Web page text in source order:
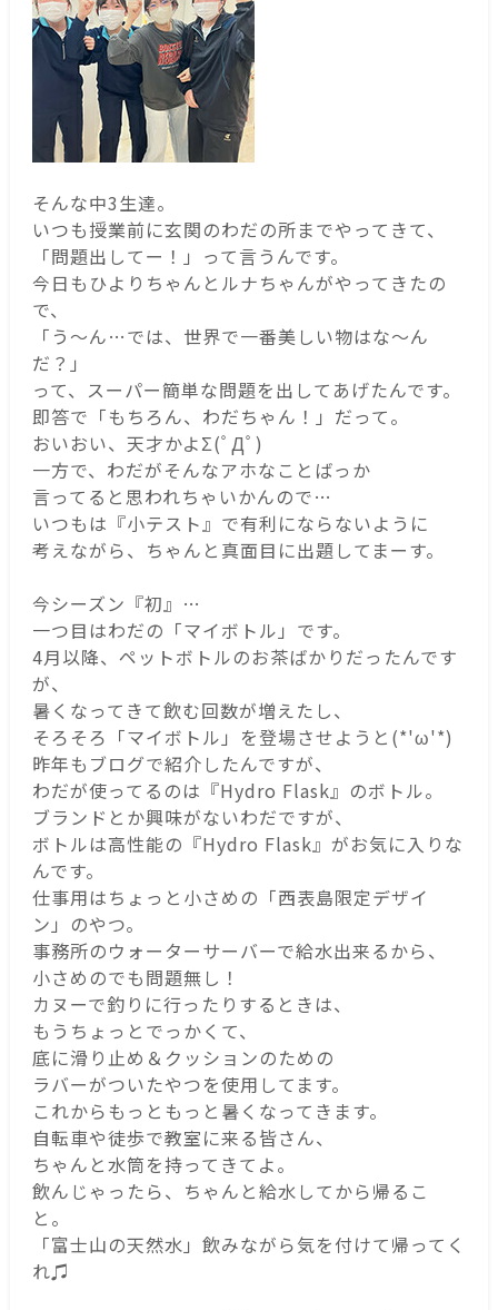
そんな中3生達。
いつも授業前に玄関のわだの所までやってきて、
「問題出してー！」って言うんです。
今日もひよりちゃんとルナちゃんがやってきたの
で、
「う～ん…では、世界で一番美しい物はな～ん
だ？」
って、スーパー簡単な問題を出してあげたんです。
即答で「もちろん、わだちゃん！」だって。
おいおい、天才かよΣ(ﾟДﾟ)
一方で、わだがそんなアホなことばっか
言ってると思われちゃいかんので…
いつもは『小テスト』で有利にならないように
考えながら、ちゃんと真面目に出題してまーす。
今シーズン『初』…
一つ目はわだの「マイボトル」です。
4月以降、ペットボトルのお茶ばかりだったんです
が、
暑くなってきて飲む回数が増えたし、
そろそろ「マイボトル」を登場させようと(*'ω'*)
昨年もブログで紹介したんですが、
わだが使ってるのは『Hydro Flask』のボトル。
ブランドとか興味がないわだですが、
ボトルは高性能の『Hydro Flask』がお気に入りな
んです。
仕事用はちょっと小さめの「西表島限定デザイ
ン」のやつ。
事務所のウォーターサーバーで給水出来るから、
小さめのでも問題無し！
カヌーで釣りに行ったりするときは、
もうちょっとでっかくて、
底に滑り止め＆クッションのための
ラバーがついたやつを使用してます。
これからもっともっと暑くなってきます。
自転車や徒歩で教室に来る皆さん、
ちゃんと水筒を持ってきてよ。
飲んじゃったら、ちゃんと給水してから帰るこ
と。
「富士山の天然水」飲みながら気を付けて帰ってく
れ♫